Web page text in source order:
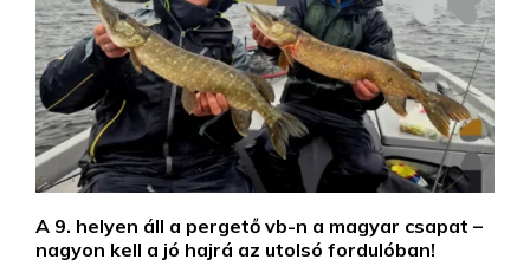
A 9. helyen áll a pergető vb-n a magyar csapat –
nagyon kell a jó hajrá az utolsó fordulóban!